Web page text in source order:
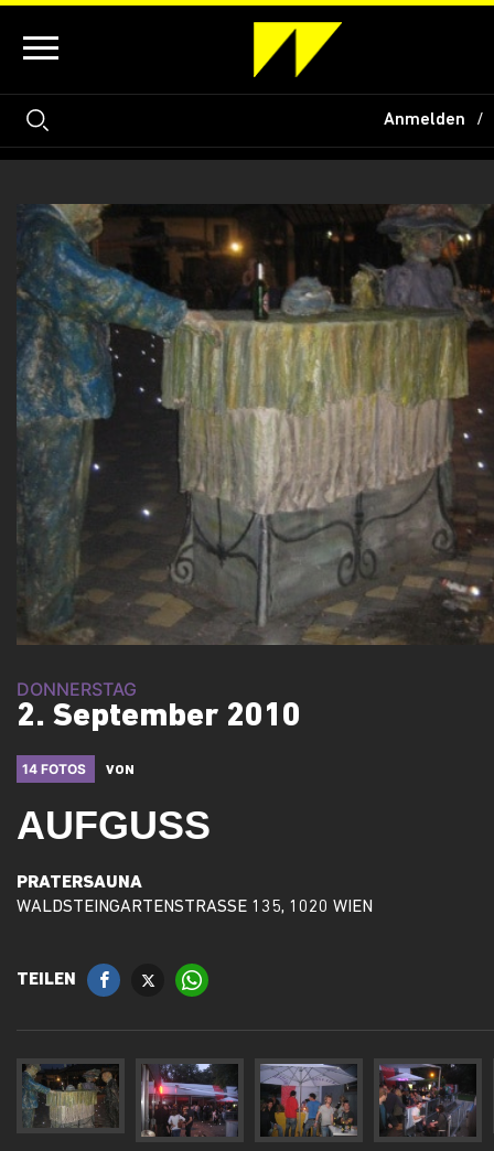
Anmelden
DONNERSTAG
2. September 2010
14 FOTOS VON
AUFGUSS
PRATERSAUNA
WALDSTEINGARTENSTRASSE 135, 1020 WIEN
TEILEN